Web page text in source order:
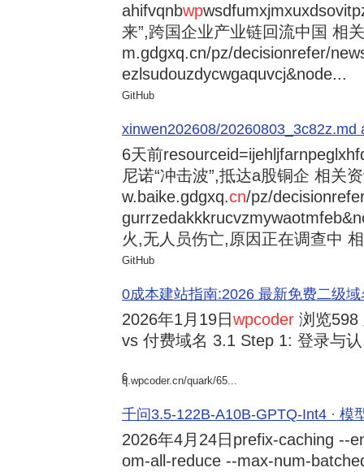
ahifvqnbwp
来”,跨国企业产业链回流中国 相
m.gdgxq.cn/pz/decisionrefer/
ezlsudouzdycwgaquvcj&node...
GitHub
xinwen202608/20260803_3c82z.md
6天前
尼诺“冲击波”,抵达a股铜企 相关
w.baike.gdgxq.cn/pz/
火,无人员伤亡,原因正在调查中
GitHub
0成本建站指南:2026 最新免费二级
2026年1月19日wpcoder 浏览598
vs 付费域名 3.1 Step 1: 登录与
6
q.wpcoder.cn/quark/65...
千问3.5-122B-A10B-GPTQ-Int4 · 模
2026年4月24日 prefix-caching --
om-all-reduce --max-num-